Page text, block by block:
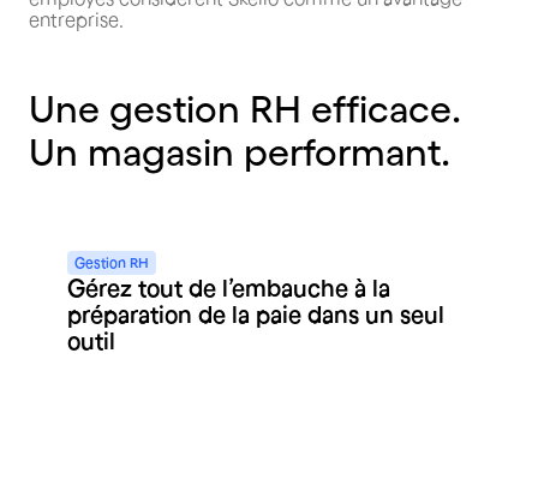
entreprise.
Une gestion RH efficace.
Un magasin performant.
Gestion RH
Gérez tout de l’embauche à la
préparation de la paie dans un seul
outil